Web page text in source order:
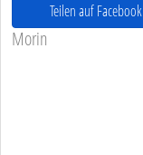
Teilen auf Facebook
Morin